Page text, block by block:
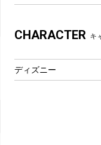
フィットネス
アクセサリー
CHARACTER キ
ディズニー